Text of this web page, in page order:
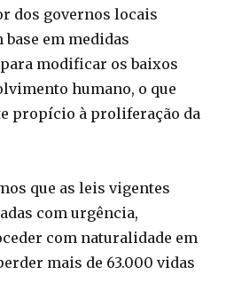
dos governos locais
em medidas
modificar os baixos
humano, o que
propício à proliferação da
que as leis vigentes
com urgência,
com naturalidade em
mais de 63.000 vidas